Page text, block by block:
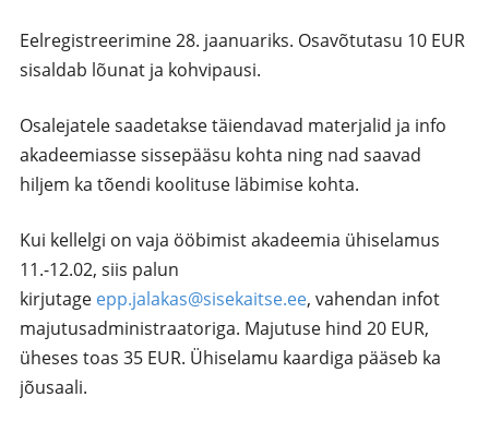
Eelregistreerimine 28. jaanuariks. Osavõtutasu 10 EUR
sisaldab lõunat ja kohvipausi.
Osalejatele saadetakse täiendavad materjalid ja info
akadeemiasse sissepääsu kohta ning nad saavad
hiljem ka tõendi koolituse läbimise kohta.
Kui kellelgi on vaja ööbimist akadeemia ühiselamus
11.-12.02, siis palun
kirjutage epp.jalakas@sisekaitse.ee, vahendan infot
majutusadministraatoriga. Majutuse hind 20 EUR,
üheses toas 35 EUR. Ühiselamu kaardiga pääseb ka
jõusaali.